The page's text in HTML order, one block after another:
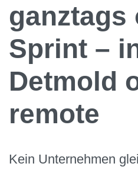
ganztags
Sprint –
Detmold
remote
Kein Unternehmen